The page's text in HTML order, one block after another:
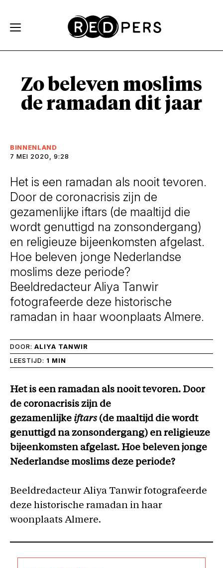
Zo beleven moslims
de ramadan dit jaar
BINNENLAND
7 MEI 2020, 9:28
Het is een ramadan als nooit tevoren.
Door de coronacrisis zijn de
gezamenlijke iftars (de maaltijd die
wordt genuttigd na zonsondergang)
en religieuze bijeenkomsten afgelast.
Hoe beleven jonge Nederlandse
moslims deze periode?
Beeldredacteur Aliya Tanwir
fotografeerde deze historische
ramadan in haar woonplaats Almere.
DOOR: ALIYA TANWIR
LEESTIJD: 1 MIN
Het is een ramadan als nooit tevoren. Door
de coronacrisis zijn de
gezamenlijke iftars (de maaltijd die wordt
genuttigd na zonsondergang) en religieuze
bijeenkomsten afgelast. Hoe beleven jonge
Nederlandse moslims deze periode?
Beeldredacteur Aliya Tanwir fotografeerde
deze historische ramadan in haar
woonplaats Almere.